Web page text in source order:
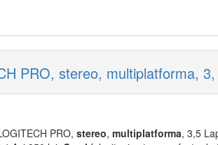
PRO, stereo, multiplatforma,
PRO, stereo, multiplatforma, 3,5